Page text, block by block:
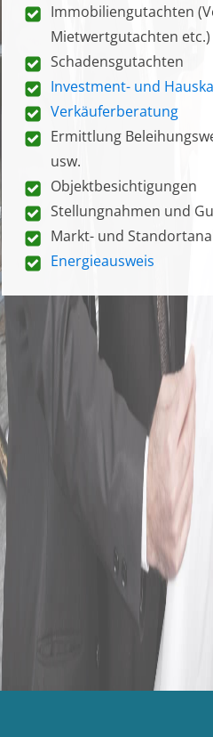
Immobiliengutachten
Mietwertgutachten etc.)
Schadensgutachten
Investment- und
Verkäuferberatung
Ermittlung
usw.
Objektbesichtigungen
Stellungnahmen und
Markt- und
Energieausweis